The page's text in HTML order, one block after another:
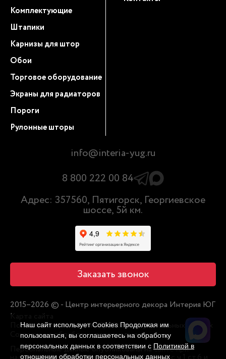
Комплектующие
Штапики
Карнизы для штор
Обои
Торговое оборудование
Экраны для радиаторов
Пороги
Рулонные шторы
info@interia-yug.ru
8 800 222 00 84
Адрес: 357560, Пятигорск, Георгиевское
шоссе, 5й км.
Заказать звонок
2015–2026 © - Центр интерьерного декора Интерия ЮГ
Карта сайта
Политика в отношении обработки персональных данных
Согласие на обработку персональных
Персональные данные опубликованы на сайте при
Наш сайт использует Cookies Продолжая им
пользоваться, вы соглашаетесь на обработку
персональных данных в соответствии с Политикой в
отношении обработки персональных данных